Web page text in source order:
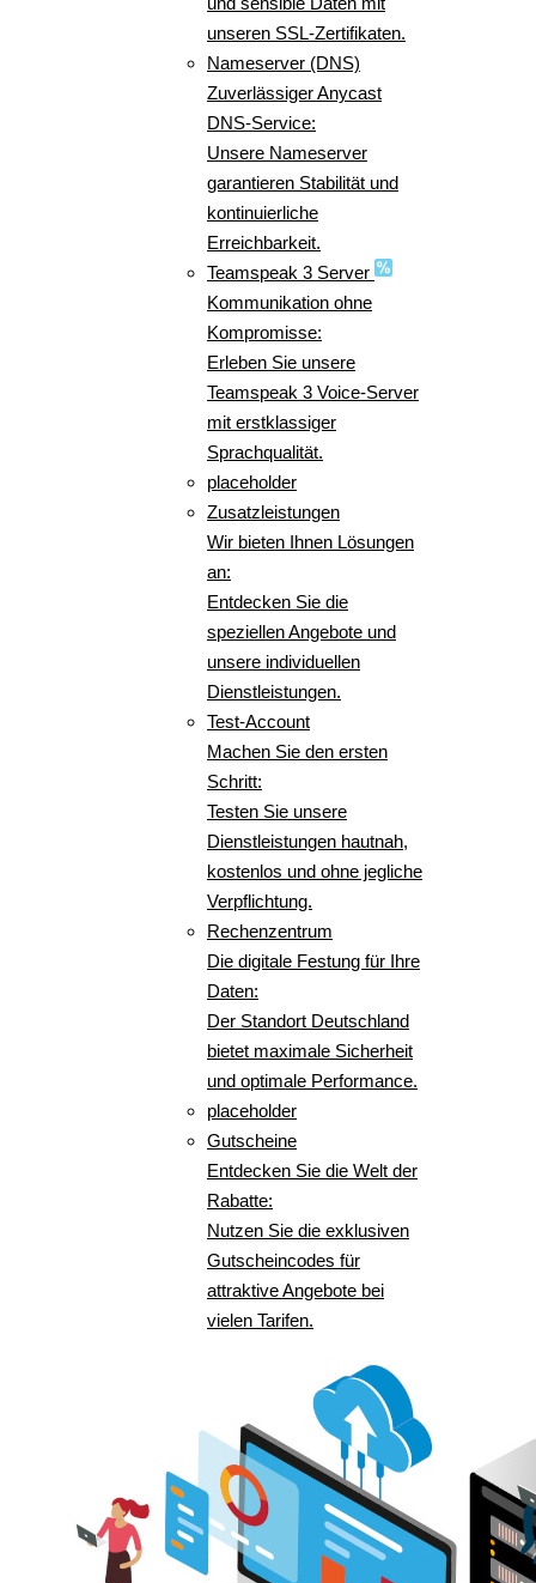
unseren SSL-Zertifikaten.
Nameserver (DNS)
Zuverlässiger Anycast
DNS-Service:
Unsere Nameserver
garantieren Stabilität und
kontinuierliche
Erreichbarkeit.
Teamspeak 3 Server
Kommunikation ohne
Kompromisse:
Erleben Sie unsere
Teamspeak 3 Voice-Server
mit erstklassiger
Sprachqualität.
placeholder
Zusatzleistungen
Wir bieten Ihnen Lösungen
an:
Entdecken Sie die
speziellen Angebote und
unsere individuellen
Dienstleistungen.
Test-Account
Machen Sie den ersten
Schritt:
Testen Sie unsere
Dienstleistungen hautnah,
kostenlos und ohne jegliche
Verpflichtung.
Rechenzentrum
Die digitale Festung für Ihre
Daten:
Der Standort Deutschland
bietet maximale Sicherheit
und optimale Performance.
placeholder
Gutscheine
Entdecken Sie die Welt der
Rabatte:
Nutzen Sie die exklusiven
Gutscheincodes für
attraktive Angebote bei
vielen Tarifen.